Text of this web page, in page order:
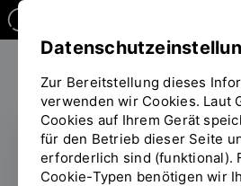
GRÜNER CAMPUS
Zur Bereitstellung dieses
verwenden wir Cookies. Laut
Cookies auf Ihrem Gerät
für den Betrieb dieser Seite
erforderlich sind (funktional).
Cookie-Typen benötigen wir